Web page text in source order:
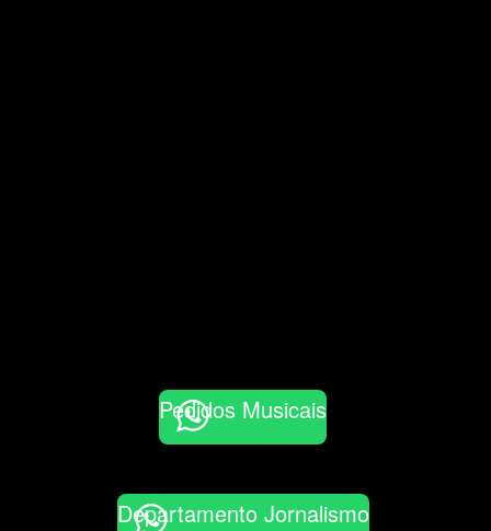
Pedidos Musicais
Departamento Jornalismo